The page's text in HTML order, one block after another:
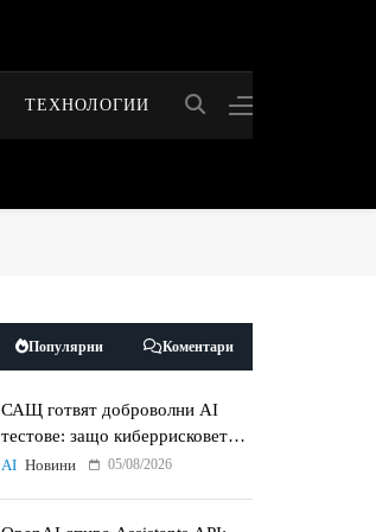
ТЕХНОЛОГИИ
Популярни Коментари
САЩ готвят доброволни AI
тестове: защо киберрисковете
на моделите стават
AI Новини 05/08/2026